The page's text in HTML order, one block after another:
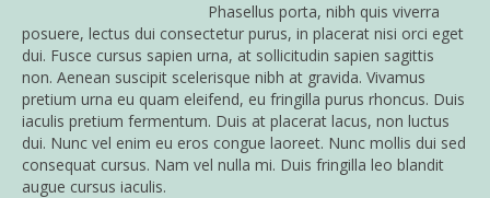
Phasellus porta, nibh quis viverra
posuere, lectus dui consectetur purus, in placerat nisi orci eget
dui. Fusce cursus sapien urna, at sollicitudin sapien sagittis
non. Aenean suscipit scelerisque nibh at gravida. Vivamus
pretium urna eu quam eleifend, eu fringilla purus rhoncus. Duis
iaculis pretium fermentum. Duis at placerat lacus, non luctus
dui. Nunc vel enim eu eros congue laoreet. Nunc mollis dui sed
consequat cursus. Nam vel nulla mi. Duis fringilla leo blandit
augue cursus iaculis.